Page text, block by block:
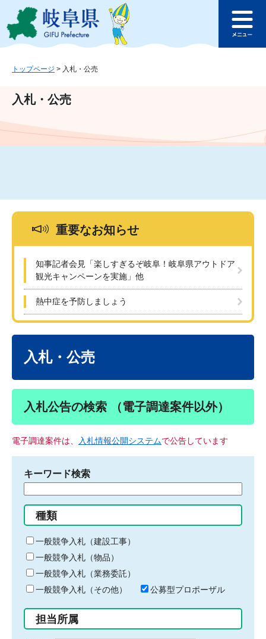
ジ
ュ
文
このページの本文へ
ュ
トップページ > 入札・公売
入札・公売
重要なお知らせ
知事記者会見「楽しすぎるぞ岐阜！岐阜県アウトドア
観光キャンペーンを実施」他
熱中症を予防しましょう
入札・公売
入札公告の検索 （電子調達案件以外）
電子調達案件は、 入札情報公開システムで公告しています
キーワード検索
る
キ
ー
ワ
ー
ド
入
力
種類
一般競争入札（建設工事）
一般競争入札（物品）
一般競争入札（業務委託）
一般競争入札（その他）
公募型プロポーザル
担当所属